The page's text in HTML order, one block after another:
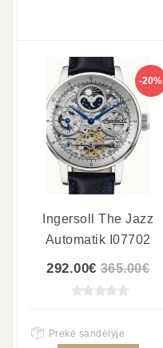
-20%
Ingersoll The Jazz
Automatik I07702
292.00€ 365.00€
Prekė sandėlyje